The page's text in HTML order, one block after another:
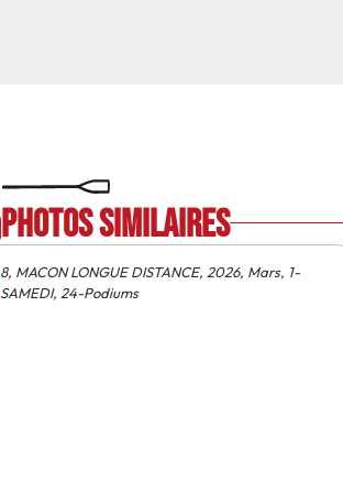
Photos similaires
8, MACON LONGUE DISTANCE, 2026, Mars, 1-
SAMEDI, 24-Podiums